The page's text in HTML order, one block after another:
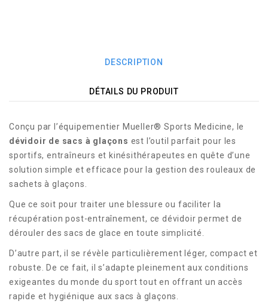
DESCRIPTION
DÉTAILS DU PRODUIT
Conçu par l’équipementier Mueller® Sports Medicine, le
dévidoir de sacs à glaçons est l’outil parfait pour les
sportifs, entraîneurs et kinésithérapeutes en quête d’une
solution simple et efficace pour la gestion des rouleaux de
sachets à glaçons.
Que ce soit pour traiter une blessure ou faciliter la
récupération post-entraînement, ce dévidoir permet de
dérouler des sacs de glace en toute simplicité.
D’autre part, il se révèle particulièrement léger, compact et
robuste. De ce fait, il s’adapte pleinement aux conditions
exigeantes du monde du sport tout en offrant un accès
rapide et hygiénique aux sacs à glaçons.